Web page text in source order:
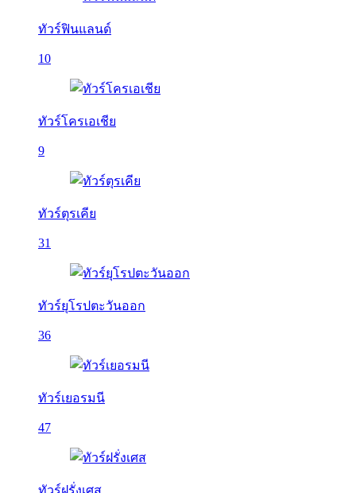
ทัวร์ฟินแลนด์
10
ทัวร์โครเอเชีย
9
ทัวร์ตุรเคีย
31
ทัวร์ยุโรปตะวันออก
36
ทัวร์เยอรมนี
47
ทัวร์ฝรั่งเศส